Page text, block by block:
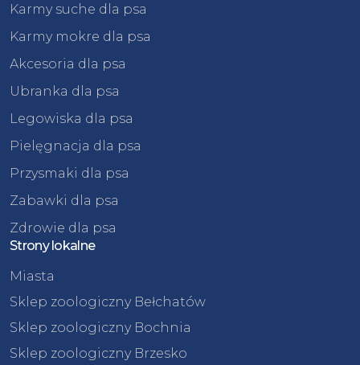
Karmy suche dla psa
Karmy mokre dla psa
Akcesoria dla psa
Ubranka dla psa
Legowiska dla psa
Pielęgnacja dla psa
Przysmaki dla psa
Zabawki dla psa
Zdrowie dla psa
Strony lokalne
Miasta
Sklep zoologiczny Bełchatów
Sklep zoologiczny Bochnia
Sklep zoologiczny Brzesko